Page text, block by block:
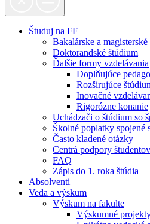
Študuj na FF
Bakalárske a
Doktorandské štúdium
Ďalšie formy vzdelávania
Doplňujúce
Rozširujúce
Inovačné
Rigorózne konanie
Uchádzači o štúdium so
Školné poplatky spojené
Často kladené otázky
Centrá podpory študentov
FAQ
Zápis do 1. roka štúdia
Absolventi
Veda a výskum
Výskum na fakulte
Výskumné